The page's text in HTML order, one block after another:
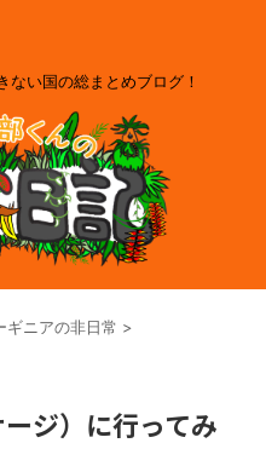
ない国の総まとめブログ！
ギニアの非日常 >
ジ）に行ってみ